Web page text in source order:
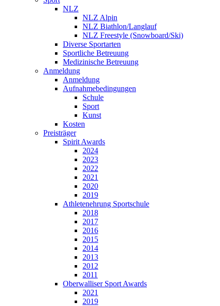
NLZ
NLZ Alpin
NLZ Biathlon/Langlauf
NLZ Freestyle (Snowboard/Ski)
Diverse Sportarten
Sportliche Betreuung
Medizinische Betreuung
Anmeldung
Anmeldung
Aufnahmebedingungen
Schule
Sport
Kunst
Kosten
Preisträger
Spirit Awards
2024
2023
2022
2021
2020
2019
Athletenehrung Sportschule
2018
2017
2016
2015
2014
2013
2012
2011
Oberwalliser Sport Awards
2021
2019